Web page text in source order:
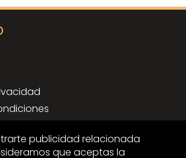
publicidad relacionada
que aceptas la